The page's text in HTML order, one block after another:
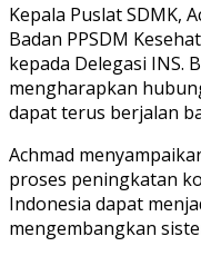
Kepala Puslat SDMK,
Badan PPSDM
kepada Delegasi INS.
mengharapkan
dapat terus berjalan
Achmad
proses peningkatan
Indonesia dapat
mengembangkan